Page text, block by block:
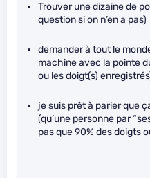
Trouver une dizaine de
question si on n’en a pas)
demander à tout le
machine avec la pointe
ou les doigt(s)
je suis prêt à parier que
(qu’une personne par
pas que 90% des doigts